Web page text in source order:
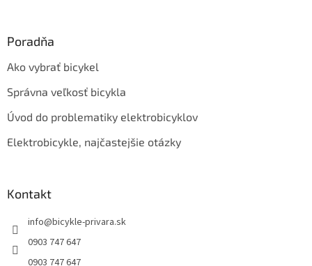
Poradňa
Ako vybrať bicykel
Správna veľkosť bicykla
Úvod do problematiky elektrobicyklov
Elektrobicykle, najčastejšie otázky
Kontakt
info@bicykle-privara.sk
0903 747 647
0903 747 647